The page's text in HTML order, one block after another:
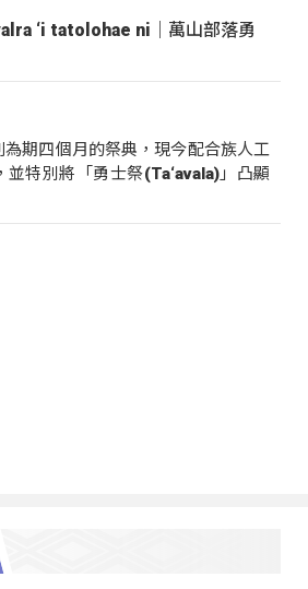
‘i tatolohae ni｜萬山部落勇
期四個月的祭典，現今配合族人工
並特別將「勇士祭(Ta‘avala)」凸顯